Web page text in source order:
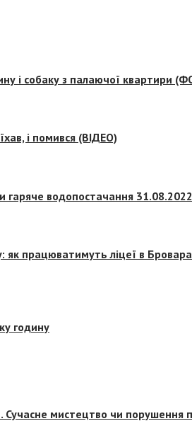
і собаку з палаючої квартири
і помився (ВІДЕО)
гаряче водопостачання
як працюватимуть ліцеї в
годину
Сучасне мистецтво чи порушення